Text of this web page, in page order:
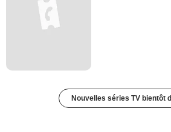
Nouvelles séries TV bientôt